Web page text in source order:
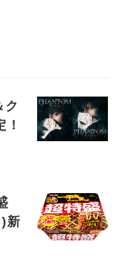
ク
！
新